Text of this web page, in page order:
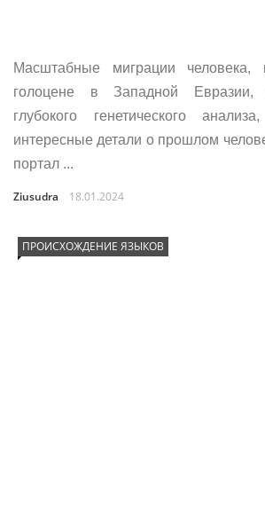
Масштабные миграции человека,
голоцене в Западной Евразии,
глубокого генетического
интересные детали о прошлом
портал ...
Ziusudra 18.01.2024
ПРОИСХОЖДЕНИЕ ЯЗЫКОВ